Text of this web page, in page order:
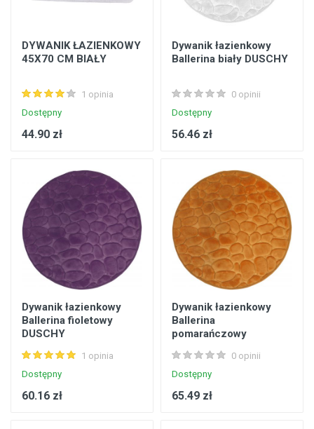
DYWANIK ŁAZIENKOWY
45X70 CM BIAŁY
1 opinia
Dostępny
44.90 zł
Dywanik łazienkowy
Ballerina biały DUSCHY
0 opinii
Dostępny
56.46 zł
Dywanik łazienkowy
Ballerina fioletowy
DUSCHY
1 opinia
Dostępny
60.16 zł
Dywanik łazienkowy
Ballerina
pomarańczowy
0 opinii
Dostępny
65.49 zł